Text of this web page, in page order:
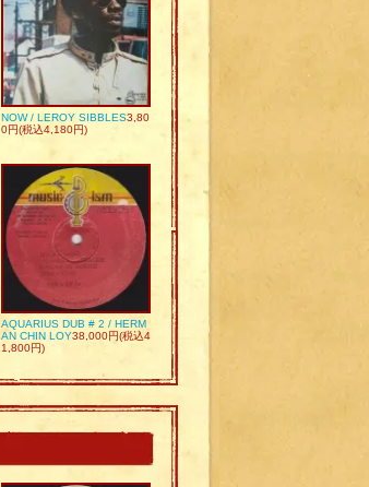
NOW / LEROY SIBBLES3,80
0円(税込4,180円)
AQUARIUS DUB # 2 / HERM
AN CHIN LOY38,000円(税込4
1,800円)